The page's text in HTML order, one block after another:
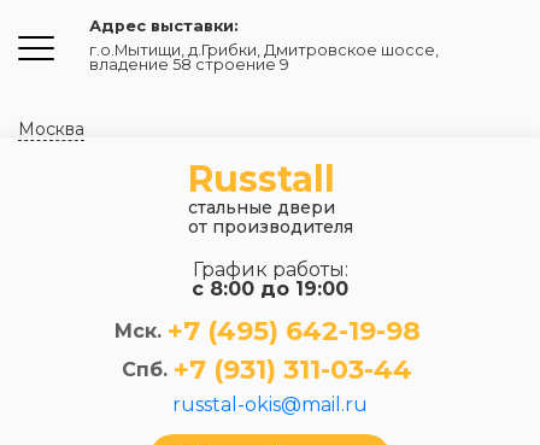
Адрес выставки:
г.о.Мытищи, д.Грибки, Дмитровское шоссе,
владение 58 строение 9
Москва
Russtall
стальные двери
от производителя
График работы:
с 8:00 до 19:00
Мск. +7 (495) 642-19-98
Спб. +7 (931) 311-03-44
russtal-okis@mail.ru